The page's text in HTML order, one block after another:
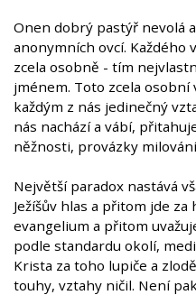
Onen dobrý pastýř nevolá
anonymních ovcí. Každého
zcela osobně - tím
jménem. Toto zcela osobní
každým z nás jedinečný
nás nachází a vábí,
něžnosti, provázky
Největší paradox nastává
Ježíšův hlas a přitom jde
evangelium a přitom
podle standardu okolí,
Krista za toho lupiče a
touhy, vztahy ničil. Není